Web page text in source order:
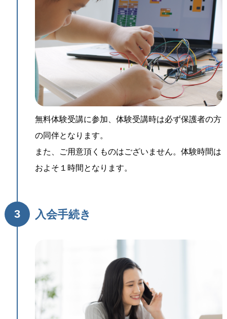
無料体験受講に参加、体験受講時は必ず保護者の方
の同伴となります。
また、ご用意頂くものはございません。体験時間は
およそ１時間となります。
3 入会手続き